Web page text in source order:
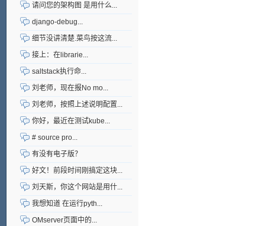
请问您的架构图 是用什么...
django-debug...
细节没讲清楚.菜鸟按这流...
接上：在librarie...
saltstack执行命...
刘老师，现在报No mo...
刘老师，按照上述说明配置...
你好，最近在测试kube...
# source pro...
有没有电子版？
好文！前段时间刚搞定这块...
刘天斯，你这个网站是用什...
我想知道 在运行pyth...
OMserver页面中的...